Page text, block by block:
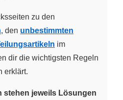
zu den
, den unbestimmten
im
dir die wichtigsten Regeln
erklärt.
stehen jeweils Lösungen